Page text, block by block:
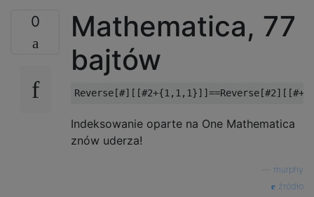
0
Mathematica, 77
bajtów
Indeksowanie oparte na One Mathematica
znów uderza!
murphy
źródło